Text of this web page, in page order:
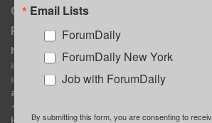
О нас
Реклама
MediaKit
Контактное лицо:
Марина Баранчук
ad@forumdaily.com
+1 347-604-1261
Наши рекламодатели
Email Lists
ForumDaily
ForumDaily New York
Job with ForumDaily
By submitting this form, you are consenting to